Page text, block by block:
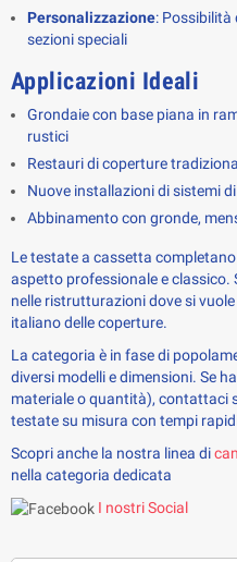
Personalizzazione: Possibilità
sezioni speciali
Applicazioni Ideali
Grondaie con base piana in
rustici
Restauri di coperture
Nuove installazioni di sistemi
Abbinamento con gronde,
Le testate a cassetta
aspetto professionale e
nelle ristrutturazioni dove si
italiano delle coperture.
La categoria è in fase di
diversi modelli e dimensioni. Se
materiale o quantità), contattaci
testate su misura con tempi
Scopri anche la nostra linea di
nella categoria dedicata
I nostri Social